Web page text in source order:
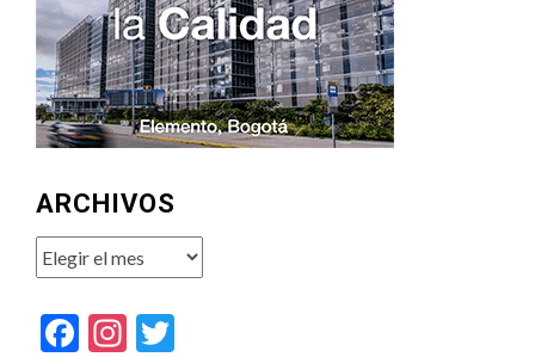
ARCHIVOS
Archivos
Facebook
Instagram